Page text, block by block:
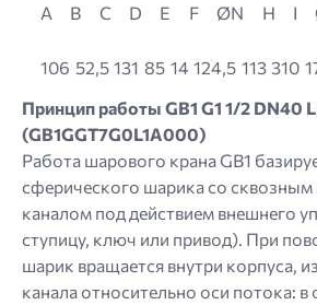
A B C D E F ØN H I
106 52,5 131 85 14 124,5 113 310
Принцип работы GB1 G1 1/2 DN40
(GB1GGT7G0L1A000)
Работа шарового крана GB1
сферического шарика со
каналом под действием внешнего
ступицу, ключ или привод). При
шарик вращается внутри корпуса,
канала относительно оси потока: